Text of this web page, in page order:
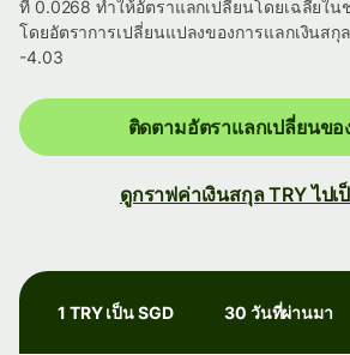
ที่ 0.0268 ทำให้อัตราแลกเปลี่ยนโดยเฉลี่ยใ
โดยอัตราการเปลี่ยนแปลงของการแลกเงินสกุ
-4.03
ติดตามอัตราแลกเปลี่ยนขอ
ดูกราฟค่าเงินสกุล TRY ไปเ
1 TRY เป็น SGD 30 วันที่ผ่านมา